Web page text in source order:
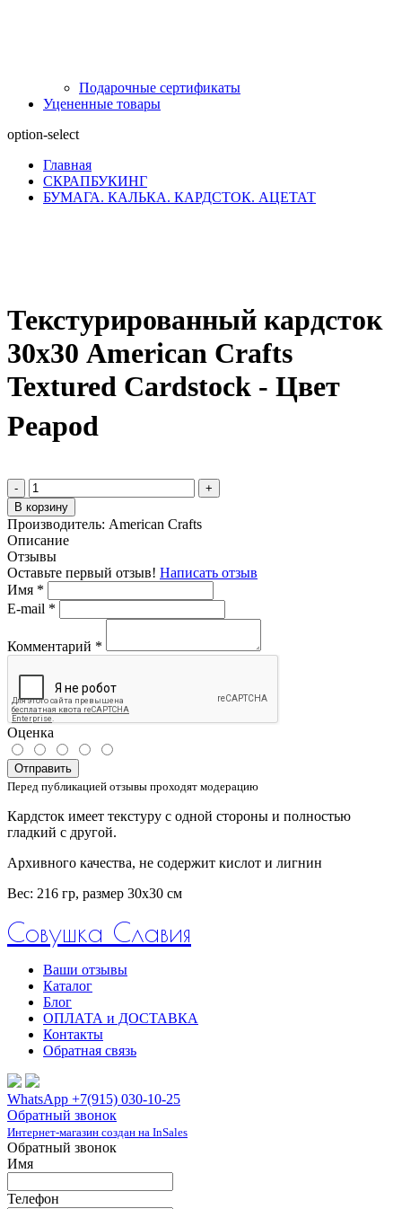
Подарочные сертификаты
Уцененные товары
option-select
Главная
СКРАПБУКИНГ
БУМАГА. КАЛЬКА. КАРДСТОК. АЦЕТАТ
Текстурированный кардсток
30х30 American Crafts
Textured Cardstock - Цвет
Peapod
-
+
В корзину
Производитель: American Crafts
Описание
Отзывы
Оставьте первый отзыв! Написать отзыв
Имя *
E-mail *
Комментарий *
Оценка
Отправить
Перед публикацией отзывы проходят модерацию
Кардсток имеет текстуру с одной стороны и полностью
гладкий с другой.
Архивного качества, не содержит кислот и лигнин
Вес: 216 гр, размер 30х30 см
Совушка Славия
Ваши отзывы
Каталог
Блог
ОПЛАТА и ДОСТАВКА
Контакты
Обратная связь
WhatsApp +7(915) 030-10-25
Обратный звонок
Интернет-магазин создан на InSales
Обратный звонок
Имя
Телефон